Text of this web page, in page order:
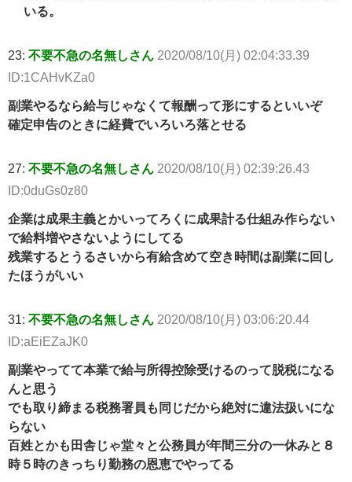
いる。
23: 不要不急の名無しさん 2020/08/10(月) 02:04:33.39
ID:1CAHvKZa0
副業やるなら給与じゃなくて報酬って形にするといいぞ
確定申告のときに経費でいろいろ落とせる
27: 不要不急の名無しさん 2020/08/10(月) 02:39:26.43
ID:0duGs0z80
企業は成果主義とかいってろくに成果計る仕組み作らない
で給料増やさないようにしてる
残業するとうるさいから有給含めて空き時間は副業に回し
たほうがいい
31: 不要不急の名無しさん 2020/08/10(月) 03:06:20.44
ID:aEiEZaJK0
副業やってて本業で給与所得控除受けるのって脱税になる
んと思う
でも取り締まる税務署員も同じだから絶対に違法扱いにな
らない
百姓とかも田舎じゃ堂々と公務員が年間三分の一休みと８
時５時のきっちり勤務の恩恵でやってる